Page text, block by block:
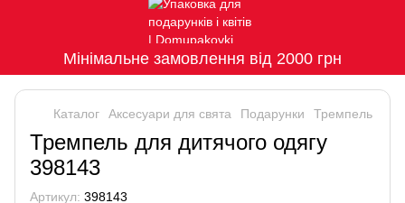
Мінімальне замовлення від 2000 грн
Каталог Аксесуари для свята Подарунки Тремпель
Тремпель для дитячого одягу
398143
Артикул: 398143